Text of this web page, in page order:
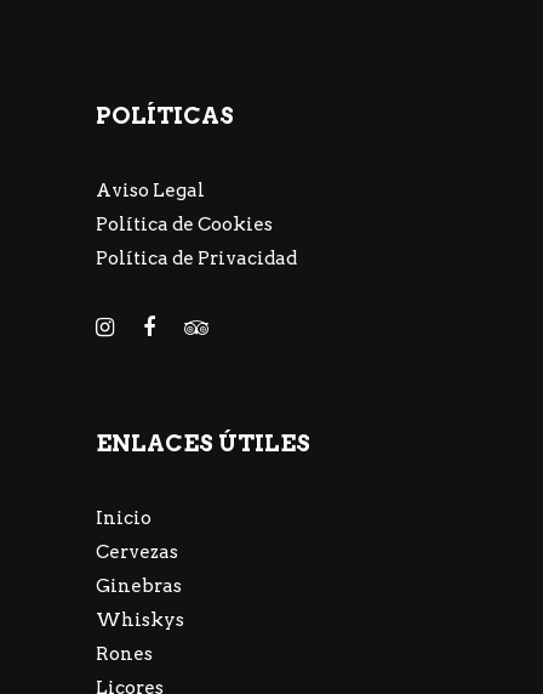
POLÍTICAS
Aviso Legal
Política de Cookies
Política de Privacidad
ENLACES ÚTILES
Inicio
Cervezas
Ginebras
Whiskys
Rones
Licores